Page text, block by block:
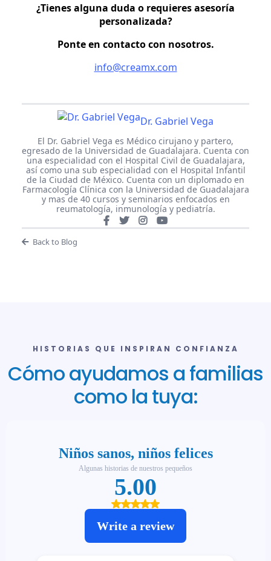
¿Tienes alguna duda o requieres asesoría
personalizada?
Ponte en contacto con nosotros.
info@creamx.com
Dr. Gabriel Vega
El Dr. Gabriel Vega es Médico cirujano y partero,
egresado de la Universidad de Guadalajara. Cuenta con
una especialidad con el Hospital Civil de Guadalajara,
así como una sub especialidad con el Hospital Infantil
de la Ciudad de México. Cuenta con un diplomado en
Farmacología Clínica con la Universidad de Guadalajara
y mas de 40 cursos y seminarios enfocados en
reumatología, inmunología y pediatría.
Back to Blog
HISTORIAS QUE INSPIRAN CONFIANZA
Cómo ayudamos a familias
como la tuya: